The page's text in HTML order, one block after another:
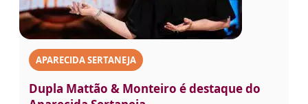
APARECIDA SERTANEJA
Dupla Mattão & Monteiro é destaque do